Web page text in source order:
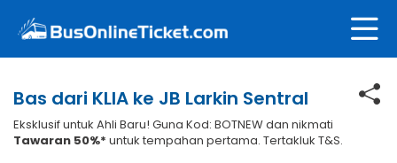
Bas dari KLIA ke JB Larkin Sentral
Eksklusif untuk Ahli Baru! Guna Kod: BOTNEW dan nikmati
Tawaran 50%* untuk tempahan pertama. Tertakluk T&S.